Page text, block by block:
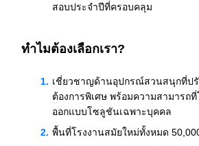
สอบประจำปีที่ครอบคลุม
ทำไมต้องเลือกเรา?
เชี่ยวชาญด้านอุปกรณ์สวนสนุกที่ป
ต้องการพิเศษ พร้อมความสามารถ
ออกแบบโซลูชันเฉพาะบุคคล
พื้นที่โรงงานสมัยใหม่ทั้งหมด